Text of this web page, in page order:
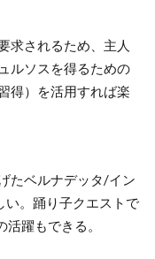
求されるため、主人
ルソスを得るための
得）を活用すれば楽
たベルナデッタ/イン
い。踊り子クエストで
躍もできる。